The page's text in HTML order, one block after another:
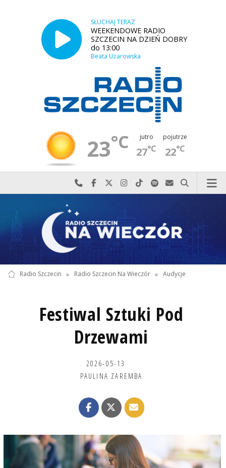
SŁUCHAJ TERAZ
WEEKENDOWE RADIO
SZCZECIN NA DZIEŃ DOBRY
do 13:00
Beata Użarowska
23°C jutro
27°C
pojutrze
22°C
Najlepiej po prostu do nas zadzwoń
Odwiedź nas na Facebook-u
Odwiedź nas na X
Odwiedź nas na Instagram-ie
Odwiedź nas na TikTok-u
Szukaj nas na Spotify
Wyślij do nas
Szukaj
Radio Szczecin » Radio Szczecin Na Wieczór » Audycje
Festiwal Sztuki Pod
Drzewami
2026-05-13
PAULINA ZAREMBA